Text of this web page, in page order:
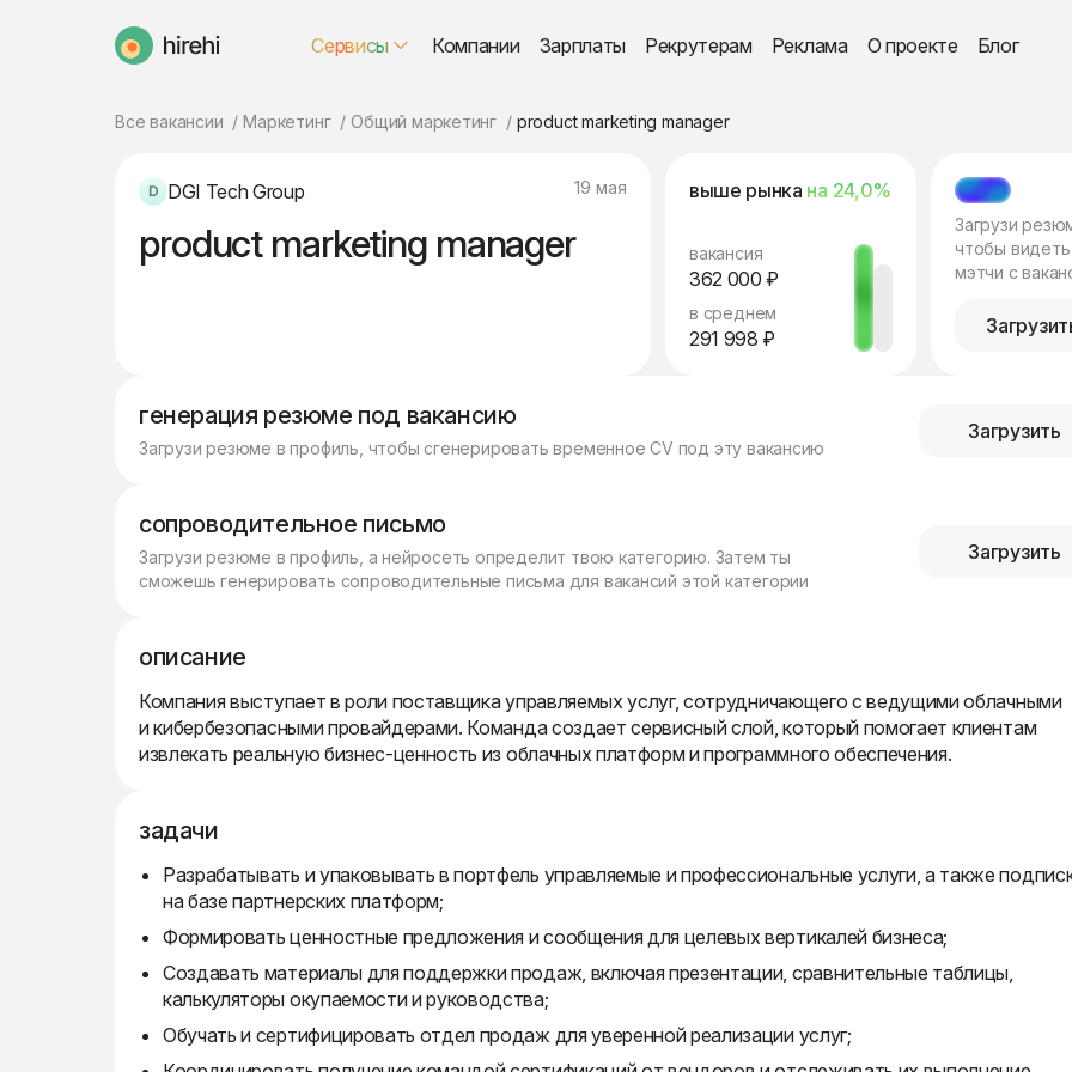
HireHi Сервисы Компании Зарплаты Рекрутерам Реклама О проекте Блог
Все вакансии Маркетинг Общий маркетинг product marketing manager
DGI Tech Group 19 мая
product marketing manager
выше рынка на 24,0%
вакансия
362 000 ₽
в среднем
291 998 ₽
МЭТЧ
Загрузи
чтобы видеть
мэтчи с
генерация резюме под вакансию
Загрузи резюме в профиль, чтобы сгенерировать временное CV под эту вакансию
Загрузить
сопроводительное письмо
Загрузи резюме в профиль, а нейросеть определит твою категорию. Затем ты
сможешь генерировать сопроводительные письма для вакансий этой категории
Загрузить
описание
Компания выступает в роли поставщика управляемых услуг, сотрудничающего с ведущими облачными
и кибербезопасными провайдерами. Команда создает сервисный слой, который помогает клиентам
извлекать реальную бизнес-ценность из облачных платформ и программного обеспечения.
задачи
Разрабатывать и упаковывать в портфель управляемые и профессиональные услуги, а также
на базе партнерских платформ;
Формировать ценностные предложения и сообщения для целевых вертикалей бизнеса;
Создавать материалы для поддержки продаж, включая презентации, сравнительные таблицы,
калькуляторы окупаемости и руководства;
Обучать и сертифицировать отдел продаж для уверенной реализации услуг;